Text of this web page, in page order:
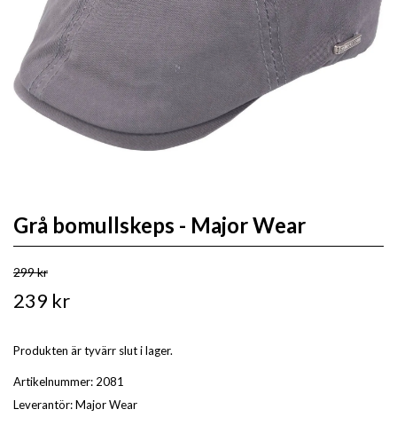
Grå bomullskeps - Major Wear
299 kr
239 kr
Produkten är tyvärr slut i lager.
Artikelnummer: 2081
Leverantör:Major Wear